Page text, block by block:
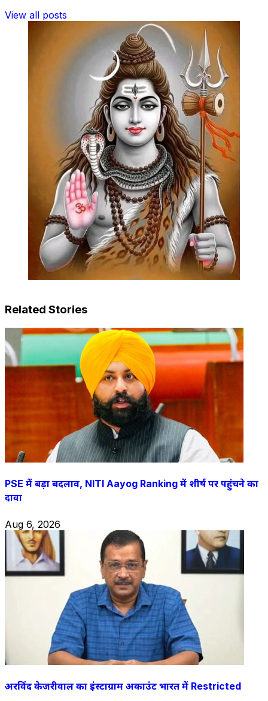
View all posts
Related Stories
PSE में बड़ा बदलाव, NITI Aayog Ranking में शीर्ष पर पहुंचने का
दावा
Aug 6, 2026
अरविंद केजरीवाल का इंस्टाग्राम अकाउंट भारत में Restricted